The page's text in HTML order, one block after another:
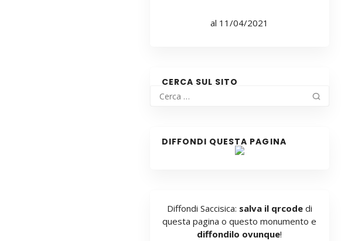
al 11/04/2021
CERCA SUL SITO
DIFFONDI QUESTA PAGINA
Diffondi Saccisica: salva il qrcodedi
questa pagina o questo monumento e
diffondilo ovunque!